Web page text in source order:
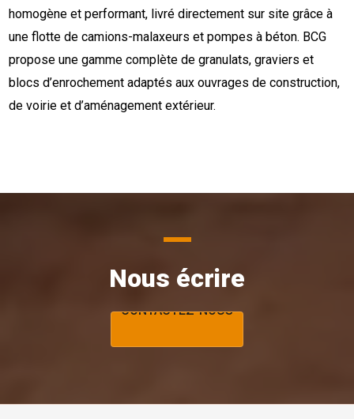
homogène et performant, livré directement sur site grâce à
une flotte de camions-malaxeurs et pompes à béton. BCG
propose une gamme complète de granulats, graviers et
blocs d’enrochement adaptés aux ouvrages de construction,
de voirie et d’aménagement extérieur.
Nous écrire
CONTACTEZ-NOUS
CONTACTEZ-NOUS